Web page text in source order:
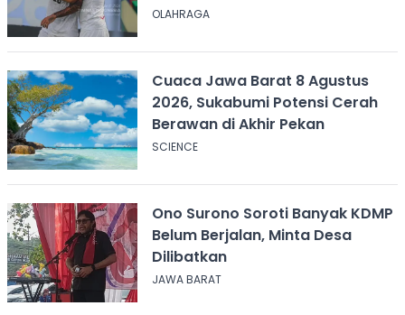
OLAHRAGA
Cuaca Jawa Barat 8 Agustus
2026, Sukabumi Potensi Cerah
Berawan di Akhir Pekan
SCIENCE
Ono Surono Soroti Banyak KDMP
Belum Berjalan, Minta Desa
Dilibatkan
JAWA BARAT